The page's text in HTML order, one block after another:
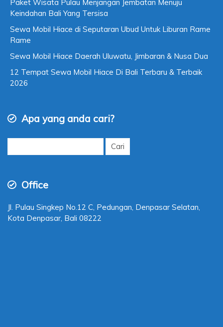
Paket Wisata Pulau Menjangan Jembatan Menuju
Keindahan Bali Yang Tersisa
Sewa Mobil Hiace di Seputaran Ubud Untuk Liburan Rame
Rame
Sewa Mobil Hiace Daerah Uluwatu, Jimbaran & Nusa Dua
12 Tempat Sewa Mobil Hiace Di Bali Terbaru & Terbaik
2026
Apa yang anda cari?
untuk:
Office
Jl. Pulau Singkep No.12 C, Pedungan, Denpasar Selatan,
Kota Denpasar, Bali 08222